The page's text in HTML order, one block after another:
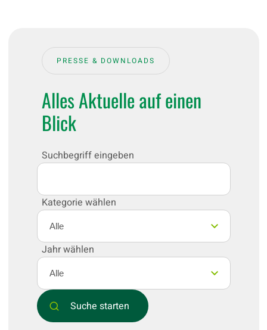
PRESSE & DOWNLOADS
Alles Aktuelle auf einen
Blick
Suchbegriff eingeben
Kategorie wählen
Jahr wählen